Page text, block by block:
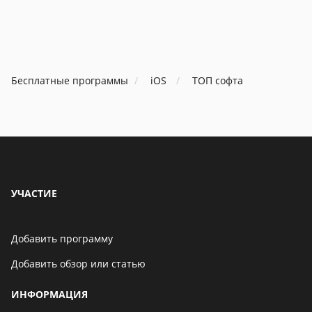
06 мая 2021
Бенчмарк AnTuTu
06 мая 2021
Бесплатные программы iOS ТОП софта
УЧАСТИЕ
Добавить программу
Добавить обзор или статью
ИНФОРМАЦИЯ